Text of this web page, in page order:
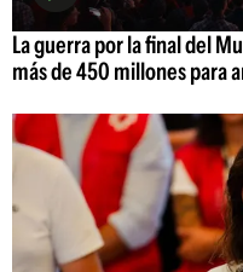
La guerra por la final del
más de 450 millones para